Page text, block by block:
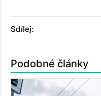
Sdílej:
Podobné články